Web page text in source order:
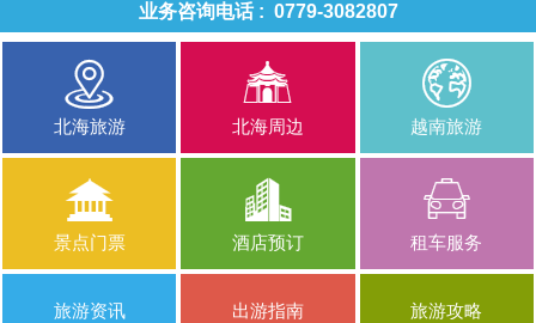
业务咨询电话 : 0779-3082807
北海旅游 北海周边 越南旅游
景点门票 酒店预订 租车服务
旅游资讯 出游指南 旅游攻略